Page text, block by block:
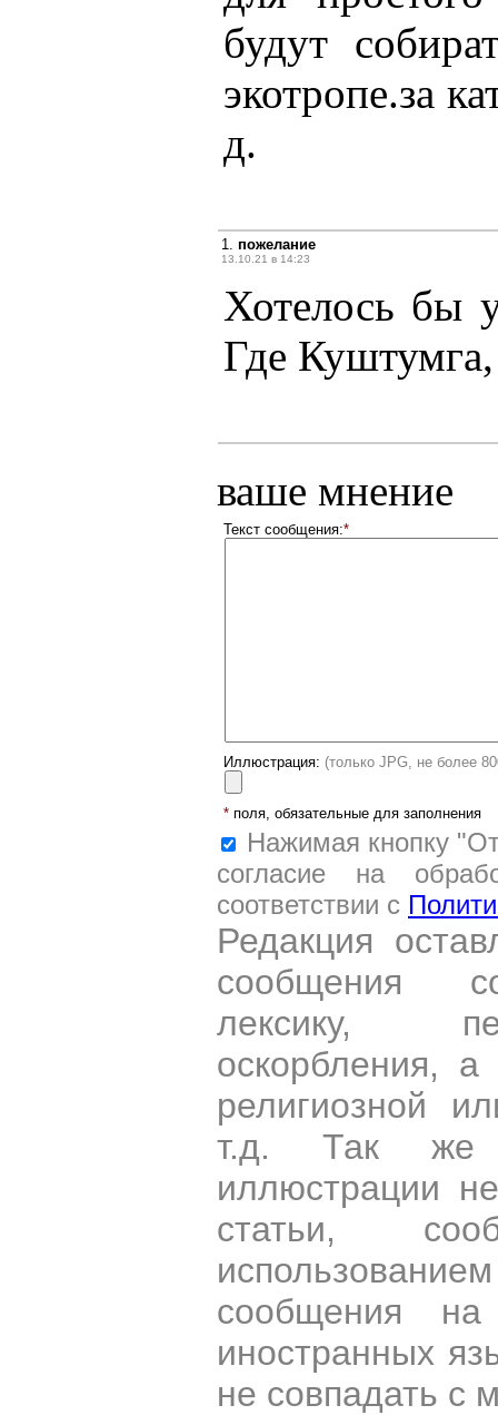
будут
экотропе.за
д.
1. пожелание
13.10.21 в 14:23
Хотелось бы
Где
ваше мнение
Текст сообщения:*
Иллюстрация: (только JPG, не более
* поля, обязательные для заполнения
Нажимая кнопку
согласие на
соответствии с
Редакция
сообщения
лексику,
оскорбления,
религиозной
т.д. Так же
иллюстрации
статьи,
сообщения
иностранных
не совпадать с